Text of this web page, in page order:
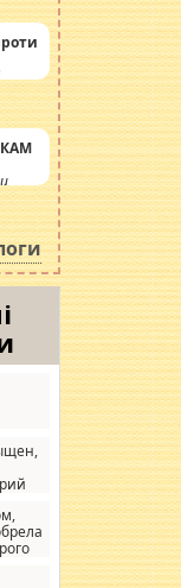
не